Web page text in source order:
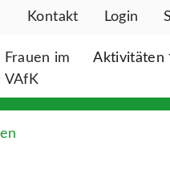
Kontakt Login
Frauen im
VAfK
Aktivitäten